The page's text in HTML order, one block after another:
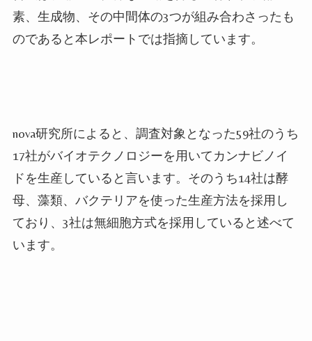
素、生成物、その中間体の3つが組み合わさったも
のであると本レポートでは指摘しています。
nova研究所によると、調査対象となった59社のうち
17社がバイオテクノロジーを用いてカンナビノイ
ドを生産していると言います。そのうち14社は酵
母、藻類、バクテリアを使った生産方法を採用し
ており、3社は無細胞方式を採用していると述べて
います。